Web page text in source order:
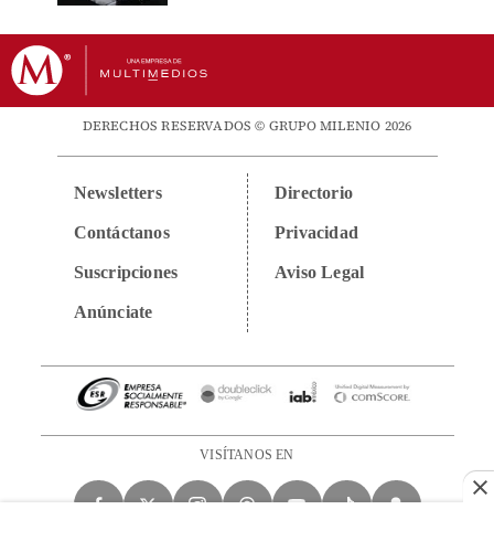
DERECHOS RESERVADOS © GRUPO MILENIO 2026
Newsletters
Contáctanos
Suscripciones
Anúnciate
Directorio
Privacidad
Aviso Legal
VISÍTANOS EN